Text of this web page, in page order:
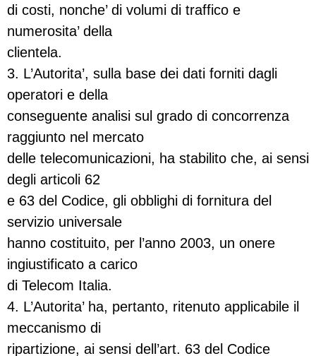
di costi, nonche’ di volumi di traffico e
numerosita’ della
clientela.
3. L’Autorita’, sulla base dei dati forniti dagli
operatori e della
conseguente analisi sul grado di concorrenza
raggiunto nel mercato
delle telecomunicazioni, ha stabilito che, ai sensi
degli articoli 62
e 63 del Codice, gli obblighi di fornitura del
servizio universale
hanno costituito, per l’anno 2003, un onere
ingiustificato a carico
di Telecom Italia.
4. L’Autorita’ ha, pertanto, ritenuto applicabile il
meccanismo di
ripartizione, ai sensi dell’art. 63 del Codice